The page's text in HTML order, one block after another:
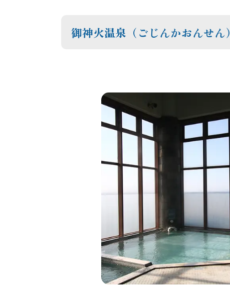
御神火温泉（ごじんかおんせん）